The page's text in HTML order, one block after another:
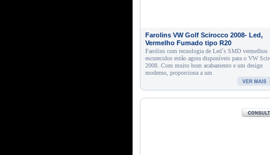
Farolins VW Golf Scirocco 2008- Led,
Vermelho Fumado tipo R20
Farolins com tecnologia de Led´s SMD vermelhos
escurecidos estão agora disponíveis para o VW
2008. Com muito bom acabamento e um design
moderno, proporciona a um